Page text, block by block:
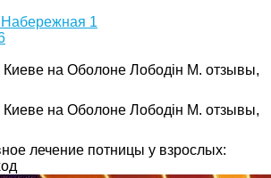
1
лечение потницы у взрослых: